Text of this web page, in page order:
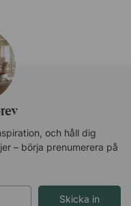
och håll dig
– börja prenumerera på
Skicka in